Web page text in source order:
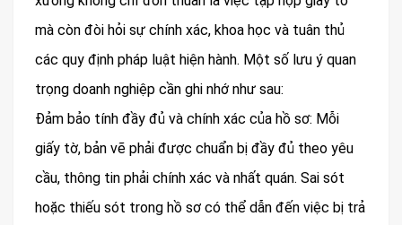
mà còn đòi hỏi sự chính xác, khoa học và tuân thủ
các quy định pháp luật hiện hành. Một số lưu ý quan
trọng doanh nghiệp cần ghi nhớ như sau:
Đảm bảo tính đầy đủ và chính xác của hồ sơ: Mỗi
giấy tờ, bản vẽ phải được chuẩn bị đầy đủ theo yêu
cầu, thông tin phải chính xác và nhất quán. Sai sót
hoặc thiếu sót trong hồ sơ có thể dẫn đến việc bị trả